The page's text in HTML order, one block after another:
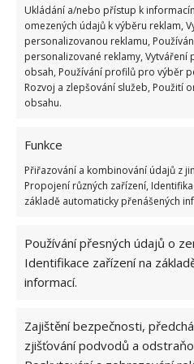
Ukládání a/nebo přístup k
omezených údajů k výběru reklam,
personalizovanou reklamu,
personalizované reklamy,
obsah, Používání profilů pro výběr
Rozvoj a zlepšování služeb, Použití
obsahu.
Funkce
Přiřazování a kombinování údajů z
Propojení různých zařízení,
základě automaticky přenášených
Používání přesných údajů o
Identifikace zařízení na
informací.
Zajištění bezpečnosti,
zjišťování podvodů a
poruchách trávení, protože
nadýmání.
Lék na respirační
Česnek je díky alicinu
cest. Je jedním z
zmírnění chřipky a
Pro štíhlou linii
Podle vědeckých studií
tělesný tuk v těle, je však
Pro zdravé srdce